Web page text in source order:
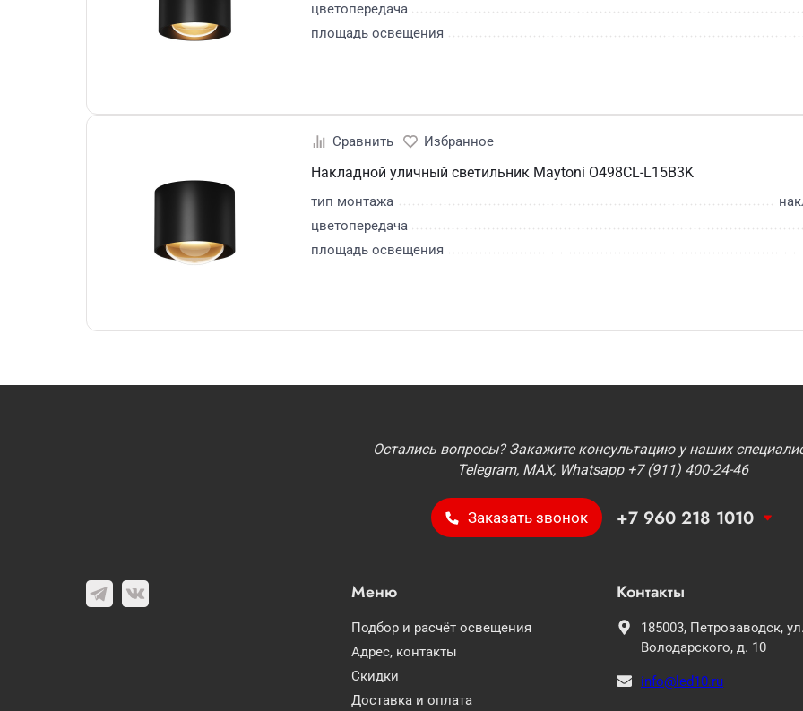
цветопередача
площадь освещения
Накладной уличный светильник Maytoni O498CL-L15B3K
тип монтажа
цветопередача
площадь освещения
Остались вопросы? Закажите консультацию у наших
Telegram, MAX, Whatsapp +7 (911) 400-24-46
Заказать звонок +7 960 218 1010
Меню
Подбор и расчёт освещения
Адрес, контакты
Скидки
Доставка и оплата
Контакты
185003, Петрозаводск,
Володарского, д. 10
info@led10.ru